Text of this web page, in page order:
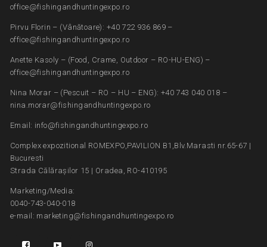
office@fishingandhuntingexpo.ro
Pirvu Florin – (Vânătoare): +40 722 936 869 –
office@fishingandhuntingexpo.ro
Anette Kasoly – (Food, Crame, Outdoor – RO-HU-ENG) –
office@fishingandhuntingexpo.ro
Nina Morar – (Pescuit – RO – HU – ENG): +40 743 040 018 –
nina.morar@fishingandhuntingexpo.ro
Email: info@fishingandhuntingexpo.ro
Complex expozitional ROMEXPO,PAVILION B1,Blv.Marasti nr.65-67 |
Bucuresti
Strada Călărașilor 15 | Oradea, RO-410195
Marketing/Media:
0040-743-040-018
e-mail: marketing@fishingandhuntingexpo.ro